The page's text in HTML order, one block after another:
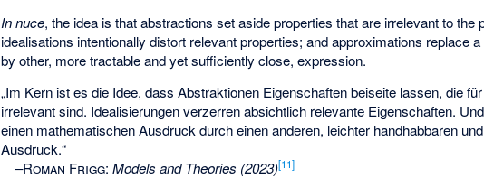
In nuce, the idea is that abstractions set aside properties that are irrelevant to the
idealisations intentionally distort relevant properties; and approximations replace
by other, more tractable and yet sufficiently close, expression.
„Im Kern ist es die Idee, dass Abstraktionen Eigenschaften beiseite lassen, die
irrelevant sind. Idealisierungen verzerren absichtlich relevante Eigenschaften.
einen mathematischen Ausdruck durch einen anderen, leichter handhabbaren
Ausdruck.“
–Roman Frigg: Models and Theories (2023)[11]